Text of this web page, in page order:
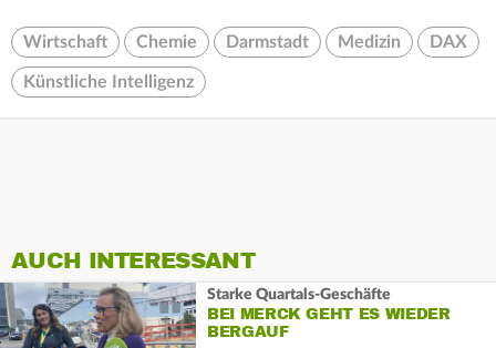
Wirtschaft Chemie Darmstadt Medizin DAX
Künstliche Intelligenz
AUCH INTERESSANT
Starke Quartals-Geschäfte
BEI MERCK GEHT ES WIEDER
BERGAUF